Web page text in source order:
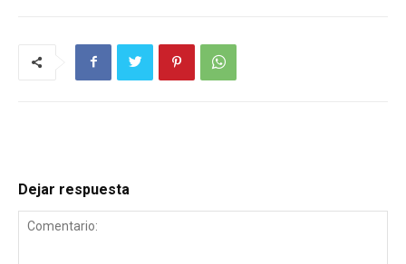
Dejar respuesta